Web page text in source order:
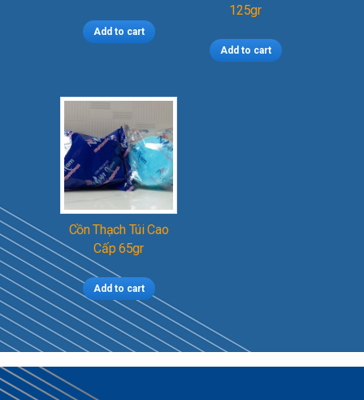
Add to cart
125gr
Add to cart
Cồn Thạch Túi Cao
Cấp 65gr
Add to cart